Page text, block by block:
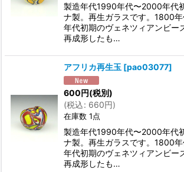
製造年代1990年代〜2000年代
ナ製。再生ガラスです。1800
年代初期のヴェネツィアンビー
再成形したも…
アフリカ再生玉 [pao03077]
600円(税別)
(税込: 660円)
在庫数 1点
製造年代1990年代〜2000年代
ナ製。再生ガラスです。1800
年代初期のヴェネツィアンビー
再成形したも…